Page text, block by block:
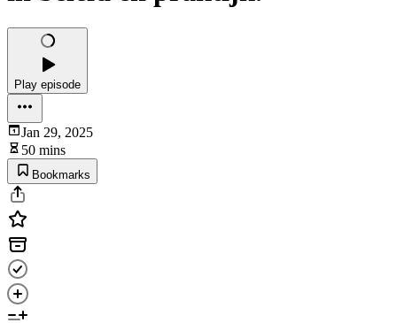
Play episode
Jan 29, 2025
50 mins
Bookmarks